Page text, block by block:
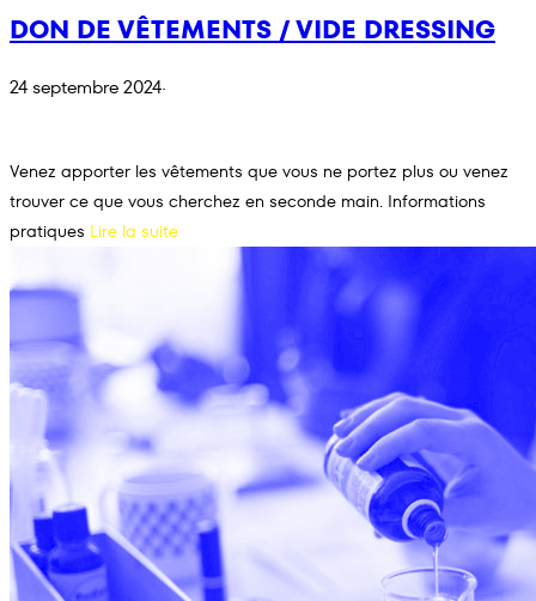
DON DE VÊTEMENTS / VIDE DRESSING
24 septembre 2024·
Venez apporter les vêtements que vous ne portez plus ou venez
trouver ce que vous cherchez en seconde main. Informations
pratiques Lire la suite